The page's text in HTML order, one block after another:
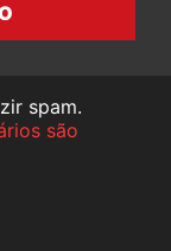
spam.
são